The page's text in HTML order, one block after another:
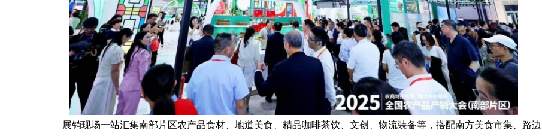
展销现场一站汇集南部片区农产品食材、地道美食、精品咖啡茶饮、文创、物流装备等，搭配南方美食市集、路边